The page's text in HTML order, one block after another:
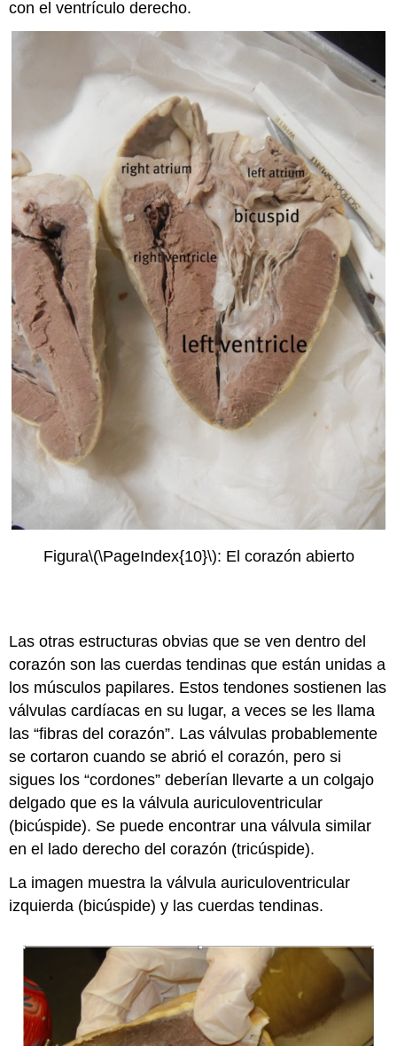
con el ventrículo derecho.
Figura\(\PageIndex{10}\): El corazón abierto
Las otras estructuras obvias que se ven dentro del
corazón son las cuerdas tendinas que están unidas a
los músculos papilares. Estos tendones sostienen las
válvulas cardíacas en su lugar, a veces se les llama
las “fibras del corazón”. Las válvulas probablemente
se cortaron cuando se abrió el corazón, pero si
sigues los “cordones” deberían llevarte a un colgajo
delgado que es la válvula auriculoventricular
(bicúspide). Se puede encontrar una válvula similar
en el lado derecho del corazón (tricúspide).
La imagen muestra la válvula auriculoventricular
izquierda (bicúspide) y las cuerdas tendinas.